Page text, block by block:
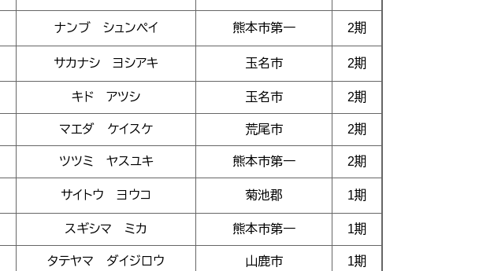
ナンブ シュンペイ 熊本市第一 2期
サカナシ ヨシアキ 玉名市 2期
キド アツシ 玉名市 2期
マエダ ケイスケ 荒尾市 2期
ツツミ ヤスユキ 熊本市第一 2期
サイトウ ヨウコ 菊池郡 1期
スギシマ ミカ 熊本市第一 1期
タテヤマ ダイジロウ 山鹿市 1期